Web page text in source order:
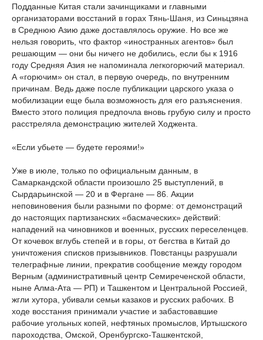
Подданные Китая стали зачинщиками и главными
организаторами восстаний в горах Тянь-Шаня, из Синьцзяна
в Среднюю Азию даже доставлялось оружие. Но все же
нельзя говорить, что фактор «иностранных агентов» был
решающим — они бы ничего не добились, если бы к 1916
году Средняя Азия не напоминала легкогорючий материал.
А «горючим» он стал, в первую очередь, по внутренним
причинам. Ведь даже после публикации царского указа о
мобилизации еще была возможность для его разъяснения.
Вместо этого полиция предпочла вновь грубую силу и просто
расстреляла демонстрацию жителей Ходжента.
«Если убьете — будете героями!»
Уже в июле, только по официальным данным, в
Самаркандской области произошло 25 выступлений, в
Сырдарьинской — 20 и в Фергане — 86. Акции
неповиновения были разными по форме: от демонстраций
до настоящих партизанских «басмаческих» действий:
нападений на чиновников и военных, русских переселенцев.
От кочевок вглубь степей и в горы, от бегства в Китай до
уничтожения списков призывников. Повстанцы разрушали
телеграфные линии, прекратив сообщение между городом
Верным (административный центр Семиреченской области,
ныне Алма-Ата — РП) и Ташкентом и Центральной Россией,
жгли хутора, убивали семьи казаков и русских рабочих. В
ходе восстания принимали участие и забастовавшие
рабочие угольных копей, нефтяных промыслов, Иртышского
пароходства, Омской, Оренбургско-Ташкентской,